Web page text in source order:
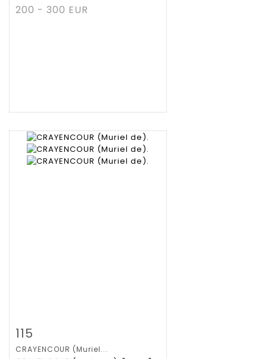
fiche
200 - 300 EUR
Gedetailleerde
115
CRAYENCOUR (Muriel...